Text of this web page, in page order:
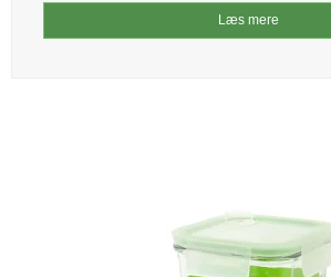
Læs mere